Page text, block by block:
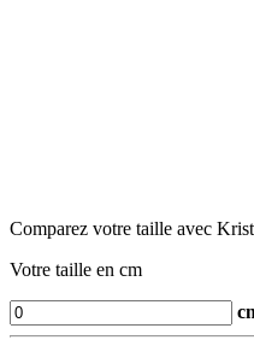
Comparez votre taille avec
Votre taille en cm